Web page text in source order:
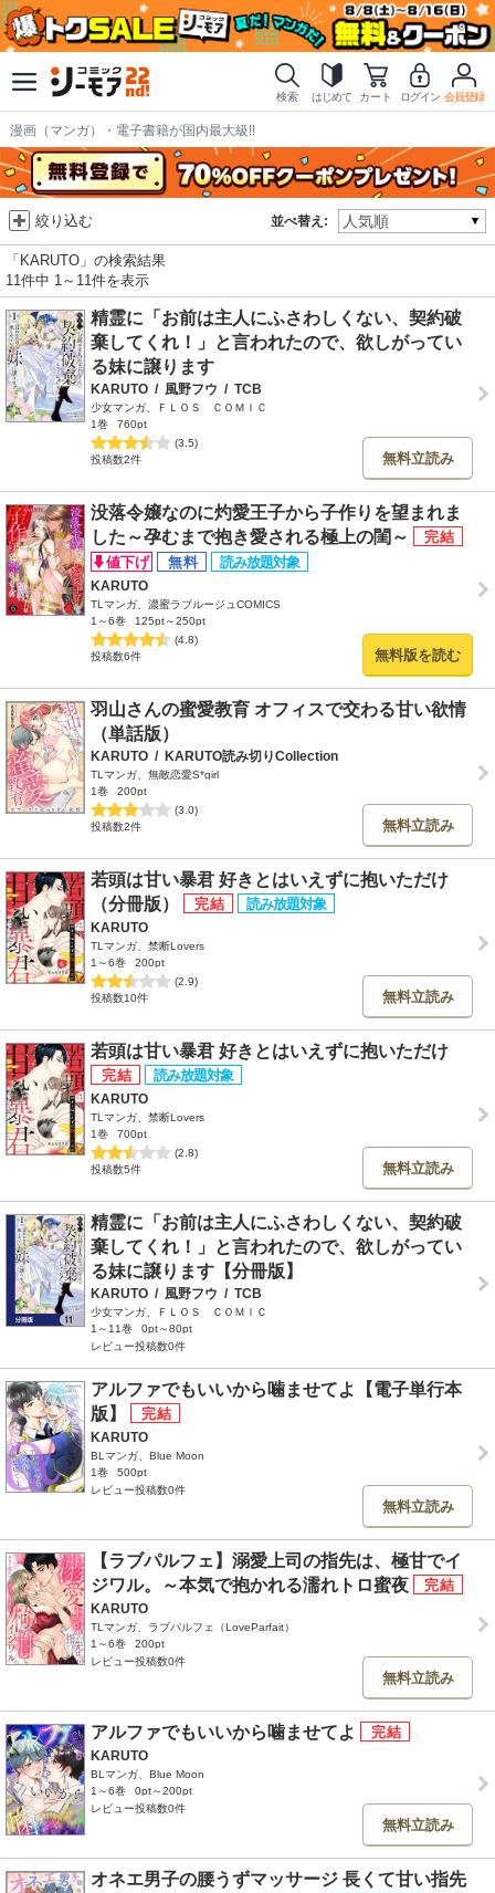
検索 はじめて カート ログイン 会員登録
漫画（マンガ）・電子書籍が国内最大級!!
並べ替え:
絞り込む
「KARUTO」の検索結果
11件中 1～11件を表示
精霊に「お前は主人にふさわしくない、契約破
棄してくれ！」と言われたので、欲しがってい
る妹に譲ります
KARUTO / 風野フウ / TCB
少女マンガ、ＦＬＯＳ ＣＯＭＩＣ
1巻
760pt
(3.5)
投稿数2件
無料立読み
没落令嬢なのに灼愛王子から子作りを望まれま
した～孕むまで抱き愛される極上の閨～
KARUTO
TLマンガ、濃蜜ラブルージュCOMICS
1～6巻
125pt～250pt
(4.8)
投稿数6件
無料版を読む
羽山さんの蜜愛教育 オフィスで交わる甘い欲情
（単話版）
KARUTO / KARUTO読み切りCollection
TLマンガ、無敵恋愛S*girl
1巻
200pt
(3.0)
投稿数2件
無料立読み
若頭は甘い暴君 好きとはいえずに抱いただけ
（分冊版）
KARUTO
TLマンガ、禁断Lovers
1～6巻
200pt
(2.9)
投稿数10件
無料立読み
若頭は甘い暴君 好きとはいえずに抱いただけ
KARUTO
TLマンガ、禁断Lovers
1巻
700pt
(2.8)
投稿数5件
無料立読み
精霊に「お前は主人にふさわしくない、契約破
棄してくれ！」と言われたので、欲しがってい
る妹に譲ります【分冊版】
KARUTO / 風野フウ / TCB
少女マンガ、ＦＬＯＳ ＣＯＭＩＣ
1～11巻
0pt～80pt
レビュー投稿数0件
アルファでもいいから噛ませてよ【電子単行本
版】
KARUTO
BLマンガ、Blue Moon
1巻
500pt
レビュー投稿数0件
無料立読み
【ラブパルフェ】溺愛上司の指先は、極甘でイ
ジワル。～本気で抱かれる濡れトロ蜜夜
KARUTO
TLマンガ、ラブパルフェ（LoveParfait）
1～6巻
200pt
レビュー投稿数0件
無料立読み
アルファでもいいから噛ませてよ
KARUTO
BLマンガ、Blue Moon
1～6巻
0pt～200pt
レビュー投稿数0件
無料立読み
オネエ男子の腰うずマッサージ 長くて甘い指先